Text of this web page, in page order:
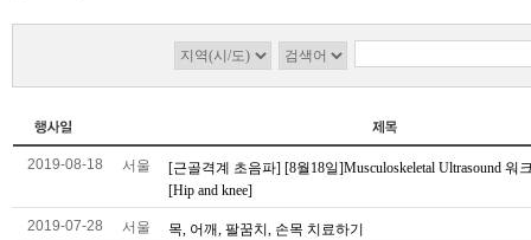
2019-08-18 서울
[근골격계 초음파] [8월18일]Musculoskeletal Ultrasound 워
[Hip and knee]
2019-07-28 서울 목, 어깨, 팔꿈치, 손목 치료하기